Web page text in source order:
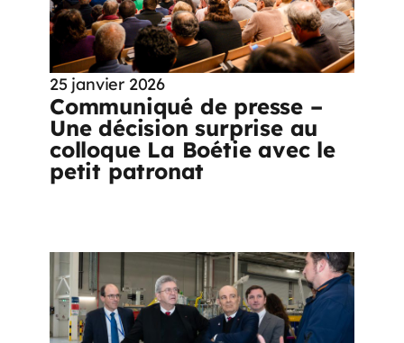
25 janvier 2026
Communiqué de presse –
Une décision surprise au
colloque La Boétie avec le
petit patronat